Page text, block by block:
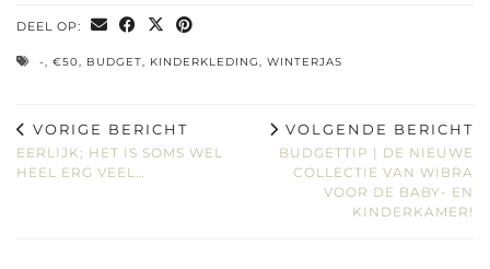
DEEL OP:
-, €50, BUDGET, KINDERKLEDING, WINTERJAS
VORIGE BERICHT
EERLIJK; HET IS SOMS WEL
HEEL ERG VEEL…
VOLGENDE BERICHT
BUDGETTIP | DE NIEUWE
COLLECTIE VAN WIBRA
VOOR DE BABY- EN
KINDERKAMER!